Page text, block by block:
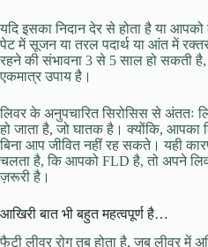
यदि इसका निदान देर से होता है या
पेट में सूजन या तरल पदार्थ या आंत में
रहने की संभावना 3 से 5 साल हो सकती है,
एकमात्र उपाय है।
लिवर के अनुपचारित सिरोसिस से अंततः
हो जाता है, जो घातक है। क्योंकि,
बिना आप जीवित नहीं रह सकते। यही
चलता है, कि आपको FLD है, तो अपने
ज़रूरी है।
आखिरी बात भी बहुत महत्वपूर्ण है…
फैटी लीवर रोग तब होता है, जब लीवर में